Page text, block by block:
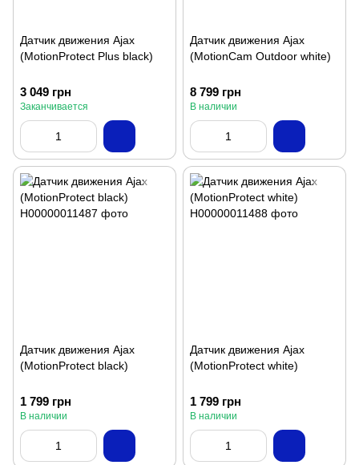
Датчик движения Ajax
(MotionProtect Plus black)
3 049 грн
Заканчивается
Датчик движения Ajax
(MotionCam Outdoor white)
8 799 грн
В наличии
Датчик движения Ajax
(MotionProtect black)
1 799 грн
В наличии
Датчик движения Ajax
(MotionProtect white)
1 799 грн
В наличии